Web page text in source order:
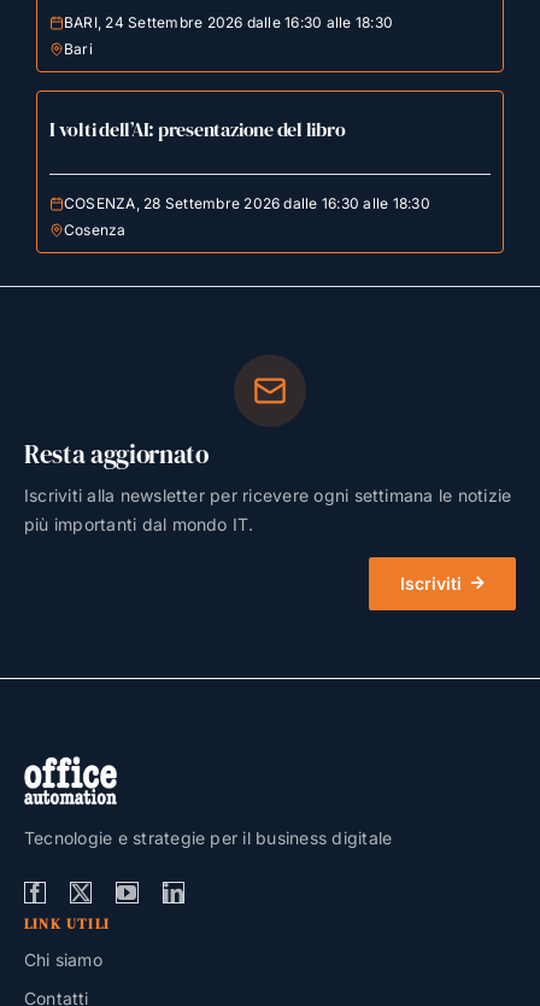
BARI, 24 Settembre 2026 dalle 16:30 alle 18:30
Bari
I volti dell’AI: presentazione del libro
COSENZA, 28 Settembre 2026 dalle 16:30 alle 18:30
Cosenza
Resta aggiornato
Iscriviti alla newsletter per ricevere ogni settimana le notizie
più importanti dal mondo IT.
Iscriviti
Tecnologie e strategie per il business digitale
LINK UTILI
Chi siamo
Contatti